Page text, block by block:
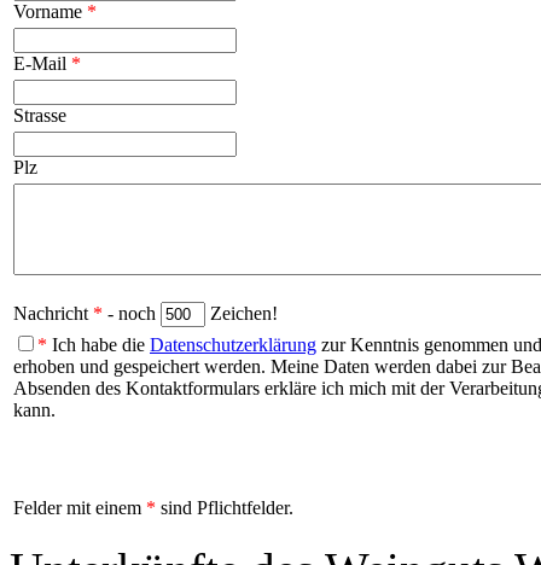
Vorname *
E-Mail *
Strasse
Plz
Nachricht * - noch
Zeichen!
* Ich habe die Datenschutzerklärung zur Kenntnis genommen
erhoben und gespeichert werden. Meine Daten werden dabei zur
Absenden des Kontaktformulars erkläre ich mich mit der
kann.
Felder mit einem * sind Pflichtfelder.